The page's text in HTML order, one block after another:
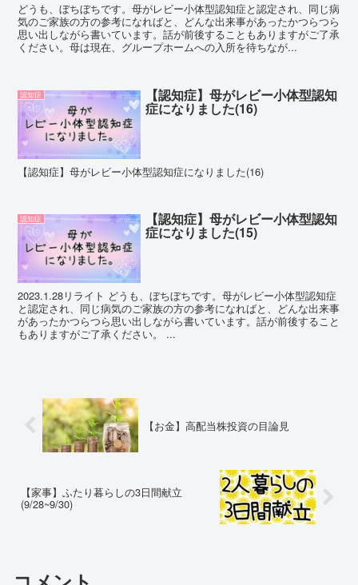
どうも、ぼちぼちです。母がレビー小体型認知症と認定され、同じ病
気のご家族の方の参考になればと、どんな出来事があったかつらつら
思い出しながら書いています。話が前後することもありますがご了承
ください。母は現在、グループホームへの入所を待ちなが...
認知症 【認知症】母がレビー小体型認知
症になりました(16)
【認知症】母がレビー小体型認知症になりました(16)
認知症 【認知症】母がレビー小体型認知
症になりました(15)
2023.1.28リライト どうも、ぼちぼちです。母がレビー小体型認知症
と認定され、同じ病気のご家族の方の参考になればと、どんな出来事
があったかつらつら思い出しながら書いています。話が前後すること
もありますがご了承ください。 ...
【お金】高配当株投資の目論見
【家事】ふたり暮らしの3日間献立
(9/28~9/30)